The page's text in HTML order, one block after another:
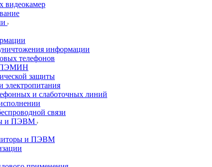
видеокамер
информации
телефонов
ПЭМИН
защиты
электропитания
и слаботочных линий
связи
и ПЭВМ
и ПЭВМ